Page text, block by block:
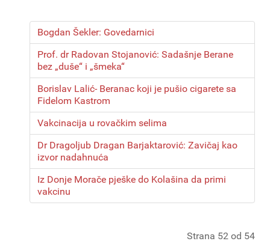
Bogdan Šekler: Govedarnici
Prof. dr Radovan Stojanović: Sadašnje Berane
bez „duše“ i „šmeka“
Borislav Lalić- Beranac koji je pušio cigarete sa
Fidelom Kastrom
Vakcinacija u rovačkim selima
Dr Dragoljub Dragan Barjaktarović: Zavičaj kao
izvor nadahnuća
Iz Donje Morače pješke do Kolašina da primi
vakcinu
Strana 52 od 54